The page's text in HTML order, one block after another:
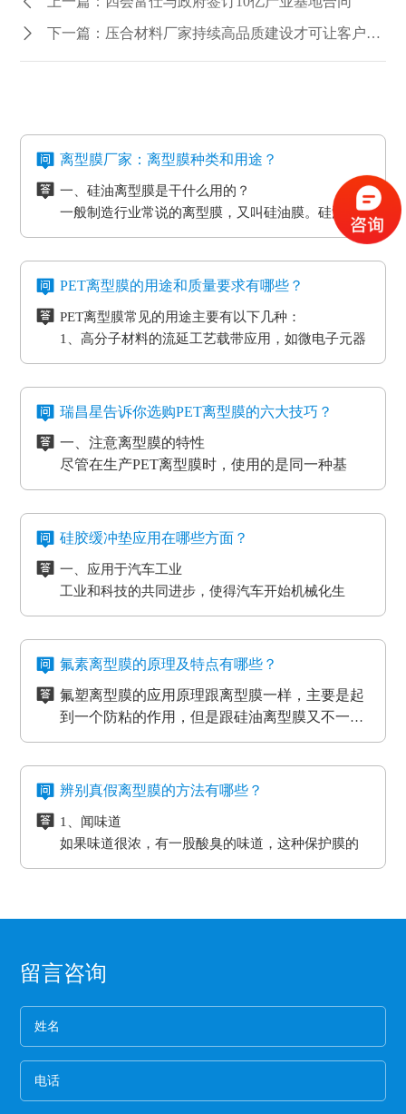
下一篇：压合材料厂家持续高品质建设才可让客户重视
离型膜厂家：离型膜种类和用途？
一、硅油离型膜是干什么用的？
一般制造行业常说的离型膜，又叫硅油膜。硅油离
型膜应用分成两类：模切制造行业的应用和石墨制
具备离型力匀称平稳、等特点，还可以按客户标准
氟素离型膜别称氟塑离型膜。这类离型膜是由表层
性。相对于硅胶带，具备优质的剥离特性。氟素离
型膜主要是应用于高温胶带、金手指复合模切加工
工艺。
三、非硅离型膜是干什么用的？
非硅离型膜的适用范围有热溶胶、HC的转印纸、微
粘胶以及微粘胶保护膜生产加工用离型膜。除此之
外，因其剥离力较重，在生产加工极其细微的构件
时，能够 具有很好的避免 离型膜挪动或掉下来的功
四、防静电离型膜是干什么用的？
在信息时代，电磁波会对没经屏蔽掉的敏感度电子
的影响，导致数据信息失真、通讯混乱。而电流的
磁效应和磨擦产生的静电感应对各种各样敏感元
电积累产生髙压放电，其严重后果将是毁灭性的，
因此防静电离型膜也很重要。
PET离型膜的用途和质量要求有哪些？
PET离型膜常见的用途主要有以下几种：
1、高分子材料的流延工艺载带应用，如微电子元器
件
3、各种多层印刷线路板行业的层压工艺应用
5、PCB/PCL应用
6、光电模切冲型行业应用
PET离型膜的质量要求也不一样：
如普通模切冲型对PET离型膜的要求是厚度均匀剥离
力稳定。
要求。
高分子材料在耐温性的同时还要考虑到耐化学试剂
应等。
瑞昌星告诉你选购PET离型膜的六大技巧？
一、注意离型膜的特性
尽管在生产PET离型膜时，使用的是同一种基
材，但是使用不一样的离型剂，就会得到不一样
重。
尽管每个品牌的离型膜在价格上都会有一些差
所以要想得到物美价廉的离型膜，就要对多个品
牌的产品进行比较，在材质、工艺、质量等方面
都相同的情况下选择性价比最高的离型膜。
三、看使用情况
购买离型膜的目的是为了发挥其性能，满足使用
需求。质量再好的离型膜若使用在不正确的地
方，其性能也不能得到更好的发挥。
四、看生产厂家
一般品牌大、评价高的正规PET离型膜生产厂家
而且生产规模也比较大，因而具有一定的基础
性、技术性和规模性。
五、看产品价格
不同品牌、不同厂家的PET离型膜在其价格上都
会有些差异，而且国内的与进口的离型膜在其价
格上也会有很大的差异。
六、注意离型膜的使用范围
企业选购离型膜的主要目的就是为了满足产品的
生产需要，所以一定要根据离型膜的使用范围来
进行选择，要确保能够符合企业产品的生产要
硅胶缓冲垫应用在哪些方面？
一、应用于汽车工业
工业和科技的共同进步，使得汽车开始机械化生
产。在汽车工厂当中，数条流水线之间分布着许许
摩擦和损耗，所以经常会在机器的连接处使用缓冲
机器，减小损耗。
物流装卸货的过程中会格外重视运输货物的完整
能导致物品损坏。而目前市场上最受欢迎的缓冲垫
具有弹性好、质地紧密、耐高温以及抗冲力强的特
点，用在物流装卸平台上可以起到保护货物的作
用。
三、应用于热压机强化过程
想让地板、木门和家具更耐用，就需要使用热压机
强化。而在这个过程中也需要缓冲垫。缓冲垫会装
在模板和热压板之间，起到均匀传递热压板工作温
度和工作压力的作用。而且使用缓冲垫还可以使纸
的效果。另外硅胶缓冲垫还可以保护模板、弥补压
板误差保证热压机的正常工作。
氟素离型膜的原理及特点有哪些？
氟塑离型膜的应用原理跟离型膜一样，主要是起
到一个防粘的作用，但是跟硅油离型膜又不一
样，氟在氟塑离型膜里面是以一种氟化物的形式
在耐高温胶带的基材分很多种（PET,聚酰亚胺）
硅胶的胶水跟硅油离型膜同属矽利康的类别，时
间长了会产生各方面的反应就是贴死。
氟塑离型膜主要应用于高温胶，硅胶双面胶贴
等；模切加工成其它任何形状，用于一些特殊用
氟素离型膜的特点：
耐湿性，防潮、防油，起到产品的隔离作用。
二、良好的耐高温性能、平滑度和强度。
三、氟塑离型膜可以防止预浸料粘连，又可以保
辨别真假离型膜的方法有哪些？
1、闻味道
如果味道很浓，有一股酸臭的味道，这种保护膜的
保持力非常差。
保护膜按照常规就应该卷得整齐，这样的保护膜没
概率非常高,强度差。
膜硬的保护膜一般都比较次，而且由于膜厚，实际
留言咨询